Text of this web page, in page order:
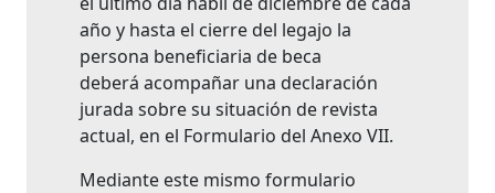
año y hasta el cierre del legajo la
persona beneficiaria de beca
deberá acompañar una declaración
jurada sobre su situación de revista
actual, en el Formulario del Anexo VII.
Mediante este mismo formulario